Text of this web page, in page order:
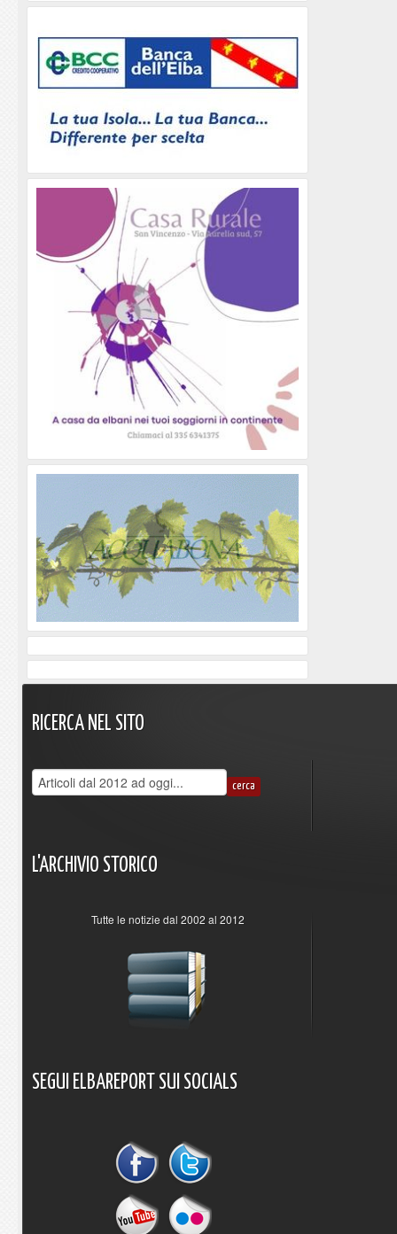
RICERCA NEL SITO
L'ARCHIVIO STORICO
Tutte le notizie dal 2002 al 2012
SEGUI ELBAREPORT SUI SOCIALS